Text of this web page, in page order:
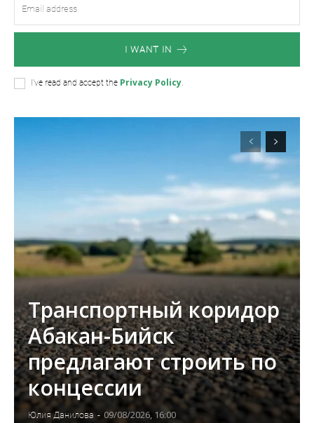
I WANT IN
I've read and accept the Privacy Policy.
Транспортный коридор
Абакан-Бийск
предлагают строить по
концессии
Юлия Данилова - 09/08/2026, 16:00